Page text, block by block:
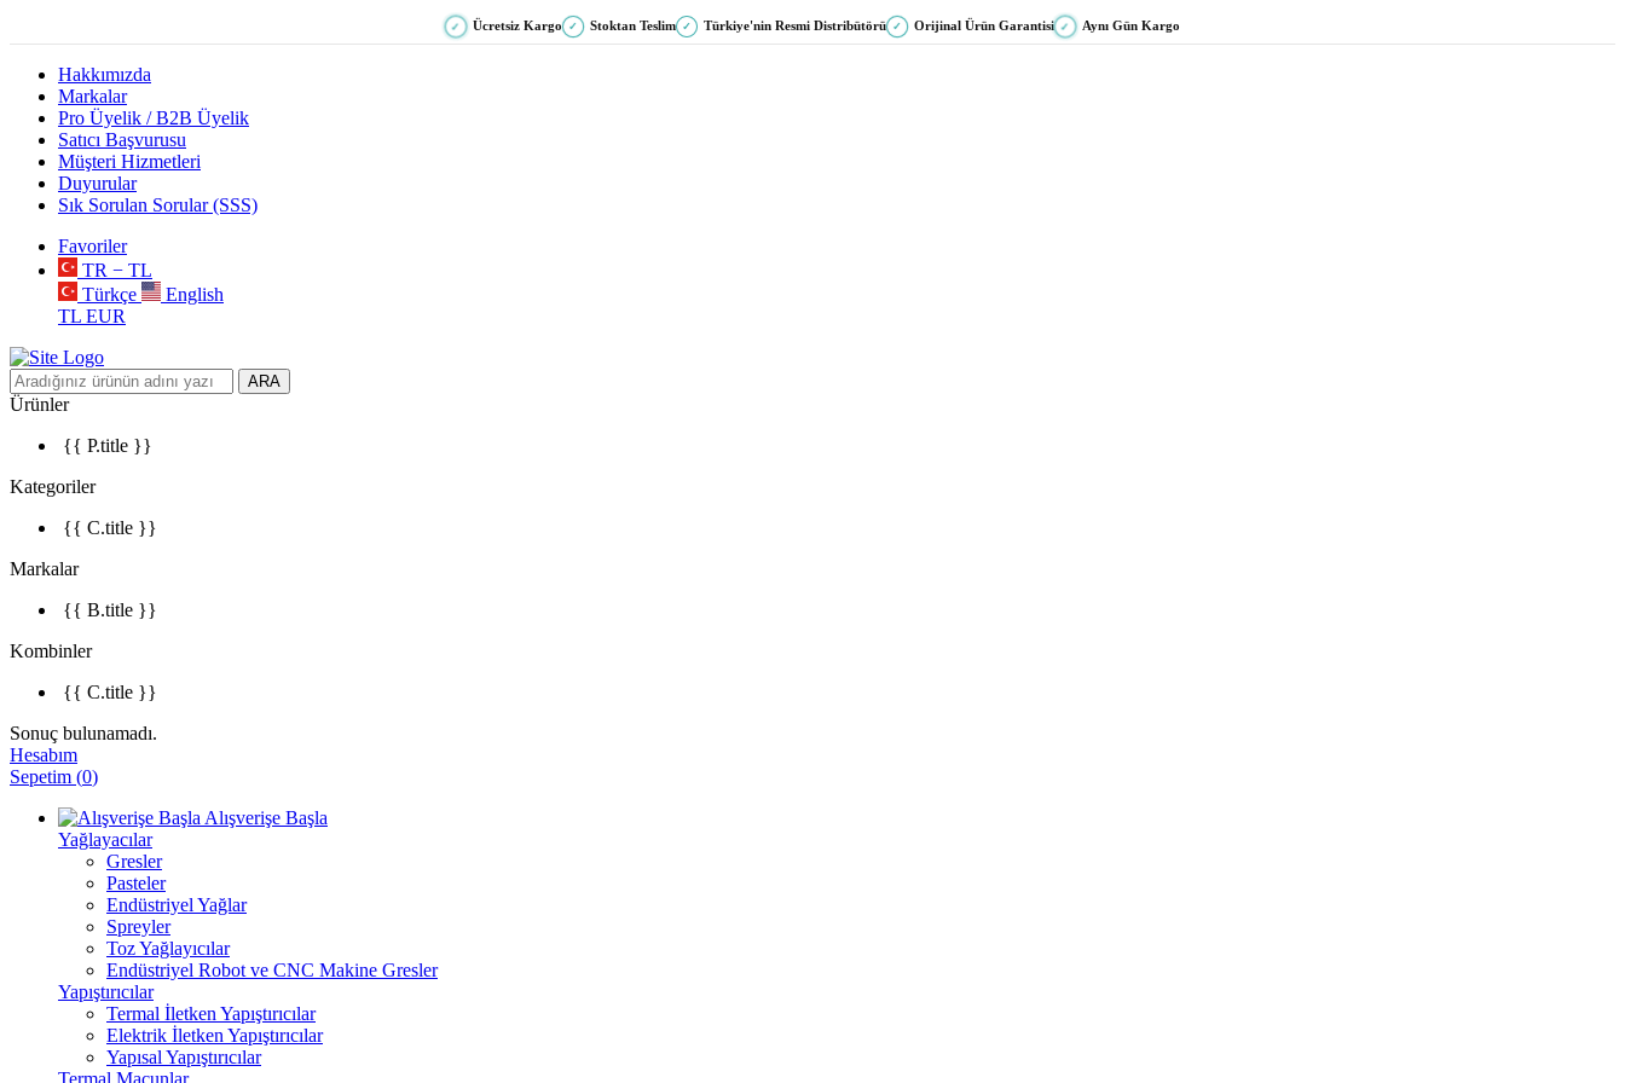
✓ Ücretsiz Kargo ✓ Stoktan Teslim ✓ Türkiye'nin Resmi Distribütörü ✓ Orijinal Ürün Garantisi ✓ Aynı Gün Kargo
Hakkımızda
Markalar
Pro Üyelik / B2B Üyelik
Satıcı Başvurusu
Müşteri Hizmetleri
Duyurular
Sık Sorulan Sorular (SSS)
Favoriler
TR − TL
Türkçe
English
TL EUR
ARA
Ürünler
{{ P.title }}
Kategoriler
{{ C.title }}
Markalar
{{ B.title }}
Kombinler
{{ C.title }}
Sonuç bulunamadı.
Hesabım
Sepetim (0)
Alışverişe Başla
Yağlayacılar
Gresler
Pasteler
Endüstriyel Yağlar
Spreyler
Toz Yağlayıcılar
Endüstriyel Robot ve CNC Makine Gresler
Yapıştırıcılar
Termal İletken Yapıştırıcılar
Elektrik İletken Yapıştırıcılar
Yapısal Yapıştırıcılar
Termal Macunlar